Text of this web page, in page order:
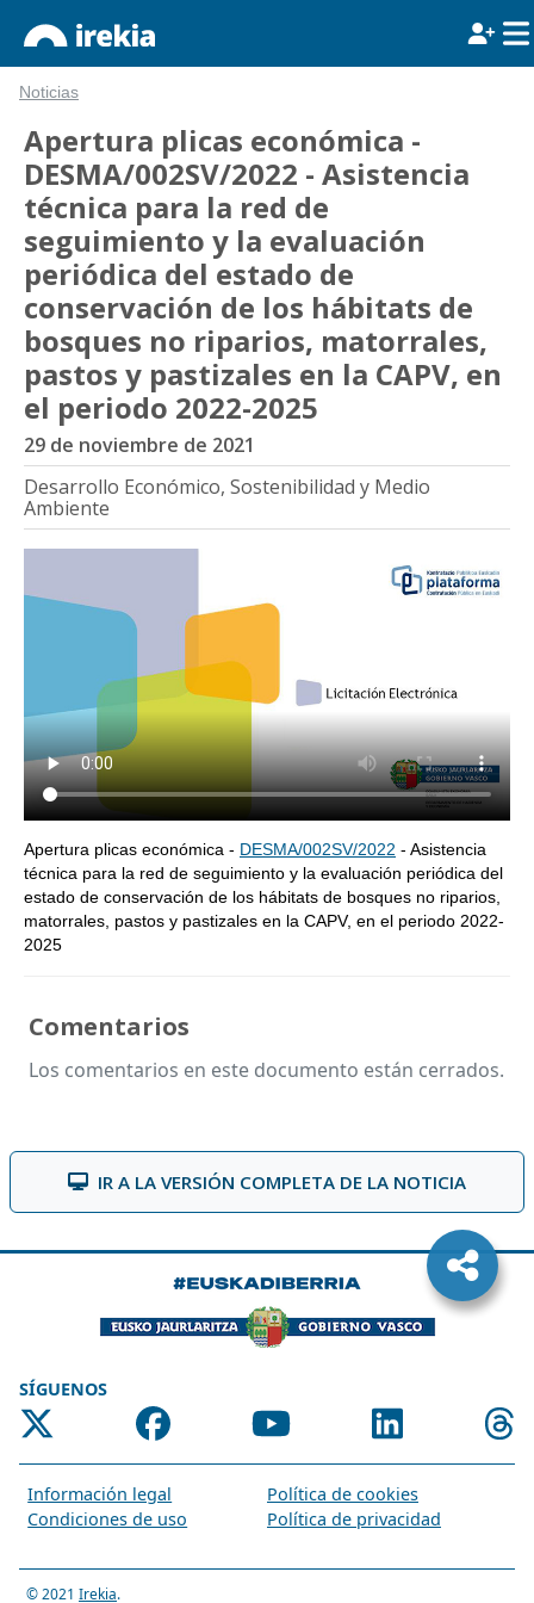
Noticias
Apertura plicas económica -
DESMA/002SV/2022 - Asistencia
técnica para la red de
seguimiento y la evaluación
periódica del estado de
conservación de los hábitats de
bosques no riparios, matorrales,
pastos y pastizales en la CAPV, en
el periodo 2022-2025
29 de noviembre de 2021
Desarrollo Económico, Sostenibilidad y Medio
Ambiente
Apertura plicas económica - DESMA/002SV/2022 - Asistencia
técnica para la red de seguimiento y la evaluación periódica del
estado de conservación de los hábitats de bosques no riparios,
matorrales, pastos y pastizales en la CAPV, en el periodo 2022-
2025
Comentarios
Los comentarios en este documento están cerrados.
IR A LA VERSIÓN COMPLETA DE LA NOTICIA
SÍGUENOS
Información legal
Política de cookies
Condiciones de uso
Política de privacidad
© 2021 Irekia.